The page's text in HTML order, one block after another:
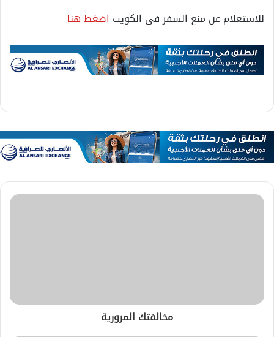
للاستعلام عن منع السفر في الكويت اضغط هنا
مخالفتك المرورية